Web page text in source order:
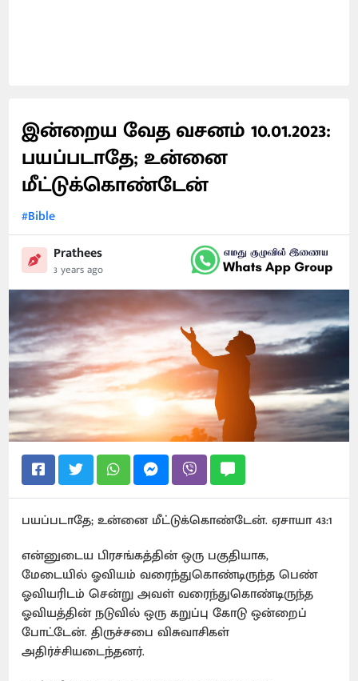
இன்றைய வேத வசனம் 10.01.2023:
பயப்படாதே; உன்னை
மீட்டுக்கொண்டேன்
#Bible
Prathees
3 years ago
பயப்படாதே; உன்னை மீட்டுக்கொண்டேன். ஏசாயா 43:1
என்னுடைய பிரசங்கத்தின் ஒரு பகுதியாக,
மேடையில் ஓவியம் வரைந்துகொண்டிருந்த பெண்
ஓவியரிடம் சென்று அவள் வரைந்துகொண்டிருந்த
ஓவியத்தின் நடுவில் ஒரு கறுப்பு கோடு ஒன்றைப்
போட்டேன். திருச்சபை விசுவாசிகள்
அதிர்ச்சியடைந்தனர்.